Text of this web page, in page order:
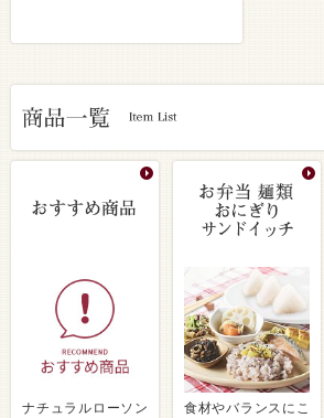
ナチュラルローソン
食材やバランスにこ